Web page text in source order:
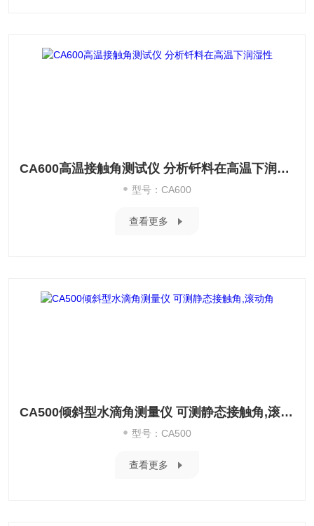
CA600高温接触角测试仪 分析钎料在高温下润湿性
型号：CA600
查看更多
CA500倾斜型水滴角测量仪 可测静态接触角,滚动角
型号：CA500
查看更多